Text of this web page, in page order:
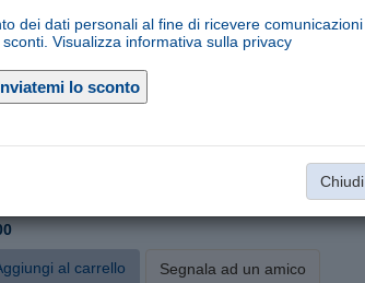
dei dati personali al fine di ricevere comunicazioni
Visualizza informativa sulla privacy
Chiudi
brunito 3 colori
una variante
35 cm
al carrello Segnala ad un amico